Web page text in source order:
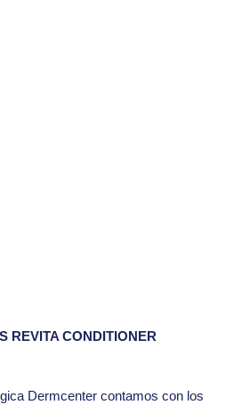
REVITA CONDITIONER
Dermcenter contamos con los